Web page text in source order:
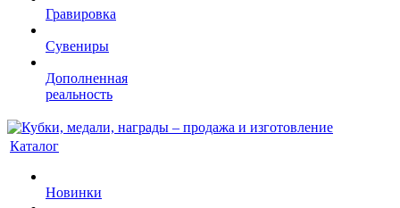
Гравировка
Сувениры
Дополненная
реальность
Каталог
Новинки